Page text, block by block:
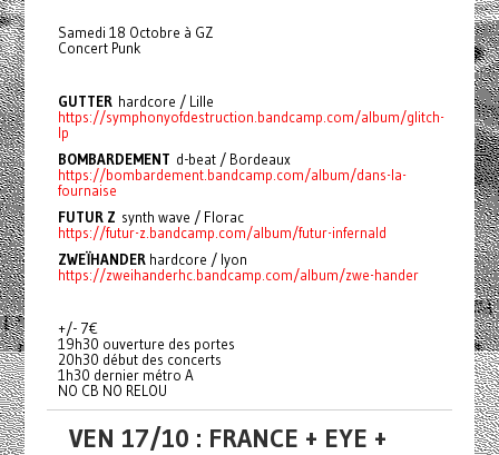
Samedi 18 Octobre à GZ
Concert Punk
GUTTERhardcore / Lille
https://symphonyofdestruction.bandcamp.com/album/glitch-
lp
BOMBARDEMENT d-beat / Bordeaux
https://bombardement.bandcamp.com/album/dans-la-
fournaise
FUTUR Z synth wave / Florac
https://futur-z.bandcamp.com/album/futur-infernald
ZWEÏHANDERhardcore / lyon
https://zweihanderhc.bandcamp.com/album/zwe-hander
+/- 7€
19h30 ouverture des portes
20h30 début des concerts
1h30 dernier métro A
NO CB NO RELOU
VEN 17/10 : FRANCE + EYE +